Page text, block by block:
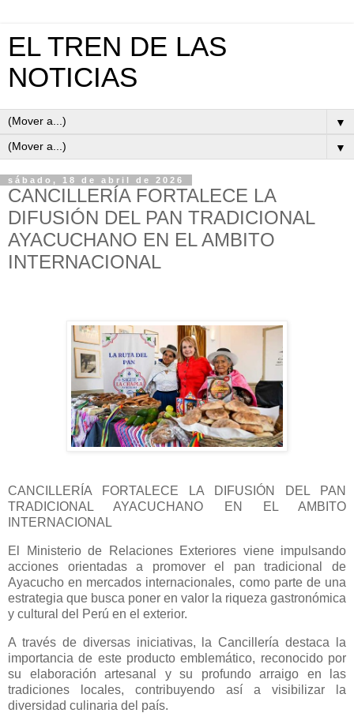
EL TREN DE LAS
NOTICIAS
▼
▼
sábado, 18 de abril de 2026
CANCILLERÍA FORTALECE LA
DIFUSIÓN DEL PAN TRADICIONAL
AYACUCHANO EN EL AMBITO
INTERNACIONAL
CANCILLERÍA FORTALECE LA DIFUSIÓN DEL PAN
TRADICIONAL AYACUCHANO EN EL AMBITO
INTERNACIONAL
El Ministerio de Relaciones Exteriores viene impulsando
acciones orientadas a promover el pan tradicional de
Ayacucho en mercados internacionales, como parte de una
estrategia que busca poner en valor la riqueza gastronómica
y cultural del Perú en el exterior.
A través de diversas iniciativas, la Cancillería destaca la
importancia de este producto emblemático, reconocido por
su elaboración artesanal y su profundo arraigo en las
tradiciones locales, contribuyendo así a visibilizar la
diversidad culinaria del país.